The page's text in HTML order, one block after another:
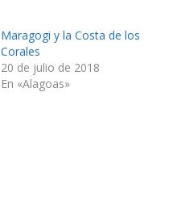
Maragogi y la Costa de los
Corales
20 de julio de 2018
En «Alagoas»